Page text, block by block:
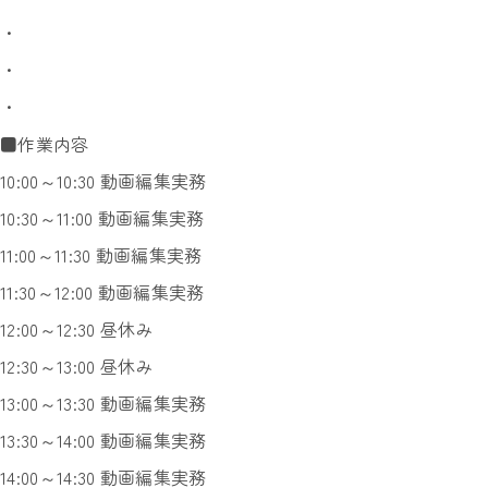
・
・
・
■作業内容
10:00～10:30 動画編集実務
10:30～11:00 動画編集実務
11:00～11:30 動画編集実務
11:30～12:00 動画編集実務
12:00～12:30 昼休み
12:30～13:00 昼休み
13:00～13:30 動画編集実務
13:30～14:00 動画編集実務
14:00～14:30 動画編集実務